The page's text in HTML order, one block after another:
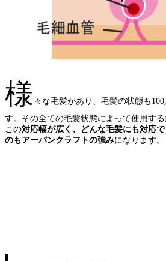
様 々な毛髪があり、毛髪の状態も
す。その全ての毛髪状態によって使用する
この対応幅が広く、どんな毛髪にも対応
のもアーバンクラフトの強みになります。